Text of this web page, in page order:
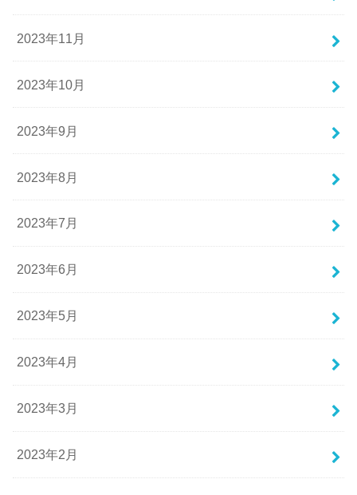
2023年11月
2023年10月
2023年9月
2023年8月
2023年7月
2023年6月
2023年5月
2023年4月
2023年3月
2023年2月